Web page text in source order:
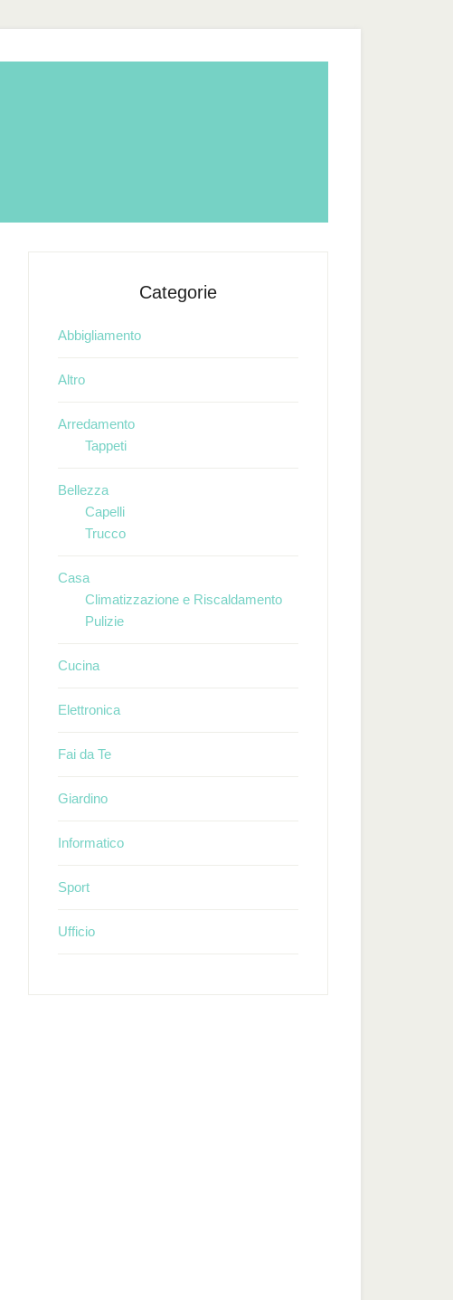
Categorie
Abbigliamento
Altro
Arredamento
Tappeti
Bellezza
Capelli
Trucco
Casa
Climatizzazione e Riscaldamento
Pulizie
Cucina
Elettronica
Fai da Te
Giardino
Informatico
Sport
Ufficio